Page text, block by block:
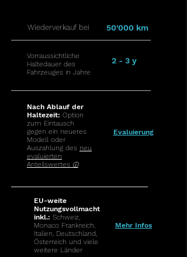
Wiederverkauf bei 50'000 km
Vorraussichtliche
Haltedauer des
Fahrzeuges in Jahre
2 - 3 y
Nach Ablauf der
Haltezeit: Option
zum Eintausch
gegen ein neueres
Modell oder
Auszahlung des neu
evaluierten
Anteilswertes ⓘ
Evaluierung
EU-weite
Nutzungsvollmacht
inkl.: Schweiz,
Monaco Frankreich,
Italien, Deutschland,
Österreich und viele
weitere Länder
Mehr Infos